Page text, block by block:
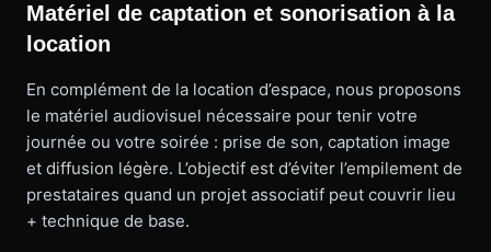
Matériel de captation et sonorisation à la
location
En complément de la location d’espace, nous proposons
le matériel audiovisuel nécessaire pour tenir votre
journée ou votre soirée : prise de son, captation image
et diffusion légère. L’objectif est d’éviter l’empilement de
prestataires quand un projet associatif peut couvrir lieu
+ technique de base.